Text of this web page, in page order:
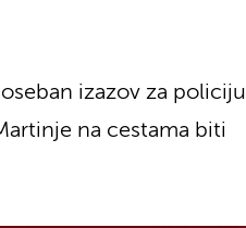
izazov za policiju
na cestama biti